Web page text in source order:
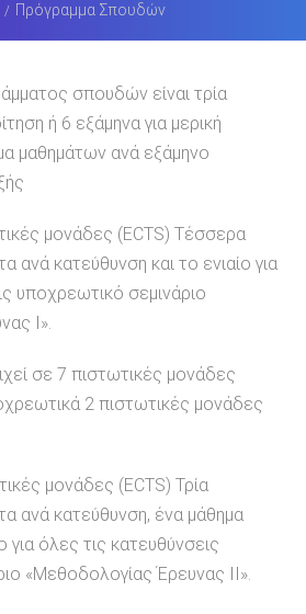
Πρόγραμμα Σπουδών
σπουδών είναι τρία
ή 6 εξάμηνα για μερική
μαθημάτων ανά εξάμηνο
μονάδες (ECTS) Τέσσερα
ανά κατεύθυνση και το ενιαίο για
υποχρεωτικό σεμινάριο
Ι».
σε 7 πιστωτικές μονάδες
2 πιστωτικές μονάδες
μονάδες (ECTS) Τρία
ανά κατεύθυνση, ένα μάθημα
για όλες τις κατευθύνσεις
«Μεθοδολογίας Έρευνας ΙΙ».